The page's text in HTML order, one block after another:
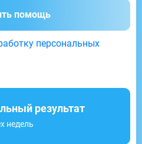
помощь
персональных
результат
недель